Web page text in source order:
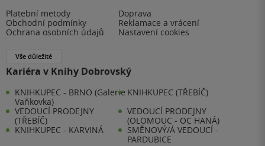
Platební metody
Doprava
Obchodní podmínky
Reklamace a vrácení
Ochrana osobních údajů
Nastavení cookies
Vše důležité
Kariéra v Knihy Dobrovský
KNIHKUPEC - BRNO (Galerie
Vaňkovka)
KNIHKUPEC (TŘEBÍČ)
VEDOUCÍ PRODEJNY
(TŘEBÍČ)
VEDOUCÍ PRODEJNY
(OLOMOUC - OC HANÁ)
KNIHKUPEC - KARVINÁ
SMĚNOVÝ/Á VEDOUCÍ -
PARDUBICE